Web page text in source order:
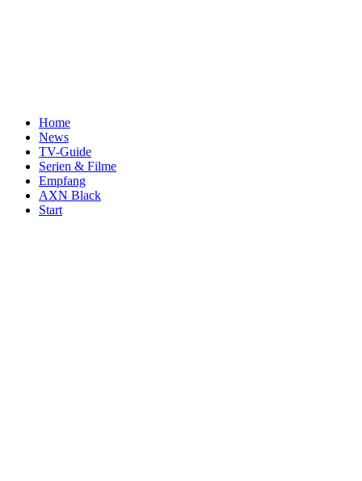
Home
News
TV-Guide
Serien & Filme
Empfang
AXN Black
Start